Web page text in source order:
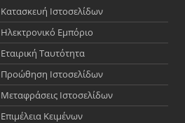
Κατασκευή Ιστοσελίδων
Ηλεκτρονικό Εμπόριο
Εταιρική Ταυτότητα
Προώθηση Ιστοσελίδων
Μεταφράσεις Ιστοσελίδων
Επιμέλεια Κειμένων